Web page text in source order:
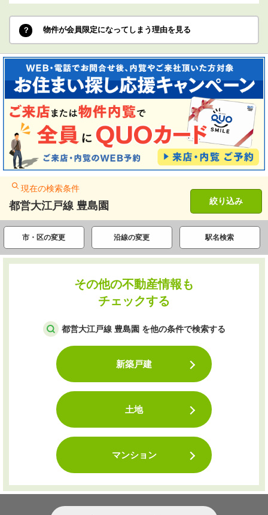
物件が会員限定になってしまう理由を見る
現在の検索条件
都営大江戸線 豊島園 絞り込み
市・区の変更 沿線の変更 駅名検索
その他の不動産情報も
チェックする
都営大江戸線 豊島園 を他の条件で検索する
新築戸建
土地
マンション